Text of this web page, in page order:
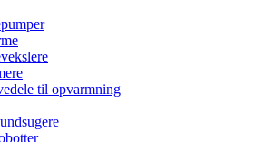
til opvarmning